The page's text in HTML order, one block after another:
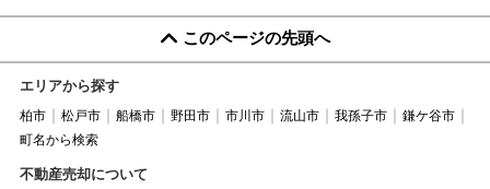
このページの先頭へ
エリアから探す
柏市 松戸市 船橋市 野田市 市川市 流山市 我孫子市
鎌ケ谷市
町名から検索
不動産売却について